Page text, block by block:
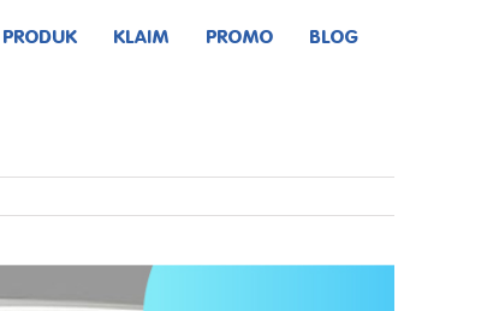
PRODUK KLAIM PROMO BLOG